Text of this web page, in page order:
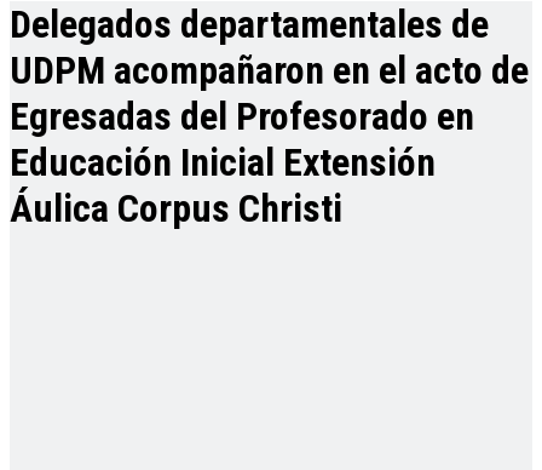
Delegados departamentales de
UDPM acompañaron en el acto de
Egresadas del Profesorado en
Educación Inicial Extensión
Áulica Corpus Christi